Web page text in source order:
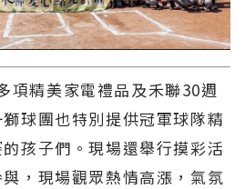
精美家電禮品及禾聯30週
球團也特別提供冠軍球隊精
孩子們。現場還舉行摸彩活
，現場觀眾熱情高漲，氣氛